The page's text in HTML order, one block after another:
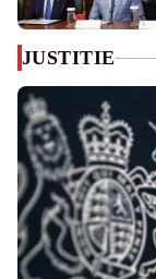
JUSTITIE